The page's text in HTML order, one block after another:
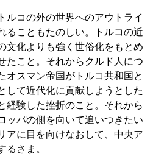
ルコの外の世界へのアウトライ
ることもたのしい。トルコの近
文化よりも強く世俗化をもとめ
たこと。それからクルド人につ
オスマン帝国がトルコ共和国と
して近代化に貢献しようとした
経験した挫折のこと。それから
ッパの側を向いて追いつきたい
アに目を向けなおして、中央ア
さま。